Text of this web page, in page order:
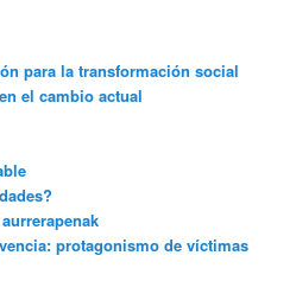
para la transformación social
el cambio actual
protagonismo de víctimas